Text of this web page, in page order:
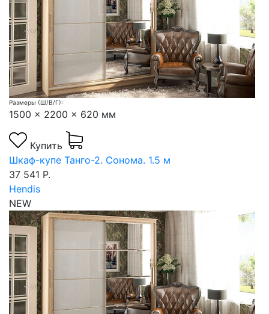
Размеры (Ш/В/Г):
1500 x 2200 x 620 мм
Купить
Шкаф-купе Танго-2. Сонома. 1.5 м
37 541 Р.
Hendis
NEW